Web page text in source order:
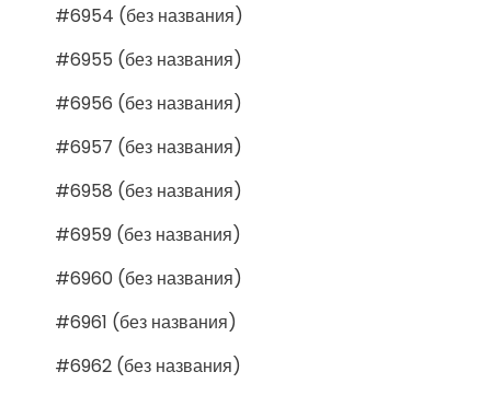
#6954 (без названия)
#6955 (без названия)
#6956 (без названия)
#6957 (без названия)
#6958 (без названия)
#6959 (без названия)
#6960 (без названия)
#6961 (без названия)
#6962 (без названия)